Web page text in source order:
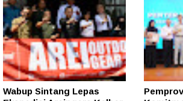
Wabup Sintang Lepas